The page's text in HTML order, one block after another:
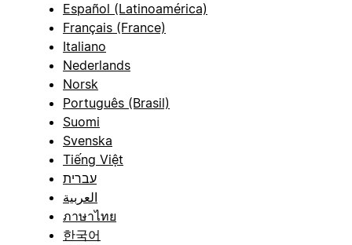
Español (Latinoamérica)
Français (France)
Italiano
Nederlands
Norsk
Português (Brasil)
Suomi
Svenska
Tiếng Việt
עברית
العربية
ภาษาไทย
한국어